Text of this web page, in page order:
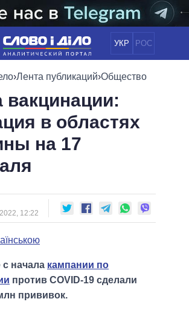
УКР РОС
НОВОСТИ
ПОЛИТИКА
ЭКОНОМИКА
ОБЩЕСТВО
ОБЕЩАНИЯ
ПОЛИТИКИ
И ОФИС
РАДА
МИНИСТРОВ
ПОДДЕРЖАТЬ
ПОЛИТИКОВ
›Лента публикаций›Общество
вакцинации:
в областях
на 17
12:22
с начала кампании по
против COVID-19 сделали
прививок.